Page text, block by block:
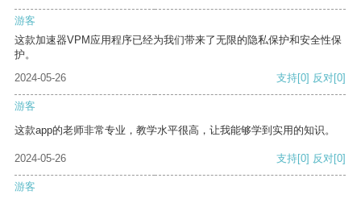
游客
这款加速器VPM应用程序已经为我们带来了无限的隐私保护和安全性保
护。
2024-05-26
支持[0] 反对[0]
游客
这款app的老师非常专业，教学水平很高，让我能够学到实用的知识。
2024-05-26 支持[0] 反对[0]
游客